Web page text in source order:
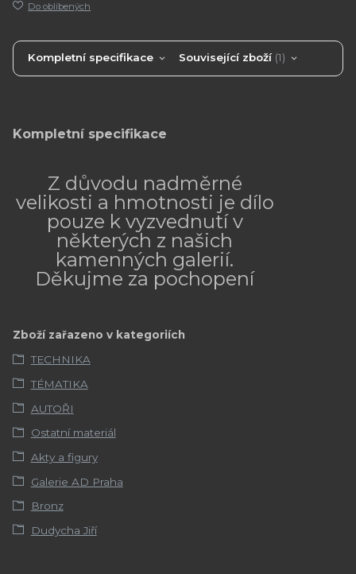
Do oblíbených
Kompletní specifikace Související zboží 1
Kompletní specifikace
Z důvodu nadměrné
velikosti a hmotnosti je dílo
pouze k vyzvednutí v
některých z našich
kamenných galerií.
Děkujme za pochopení
Zboží zařazeno v kategoriích
TECHNIKA
TÉMATIKA
AUTOŘI
Ostatní materiál
Akty a figury
Galerie AD Praha
Bronz
Dudycha Jiří